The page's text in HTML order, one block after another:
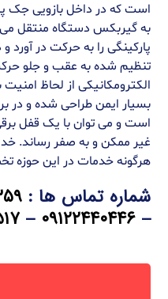
است که در داخل بازویی جک
به گیربکس دستگاه منتقل می
پارکینگی را به حرکت در
تنظیم شده به عقب و جلو
الکترومکانیکی از لحاظ
بسیار ایمن طراحی شده و در
است و می توان با یک قفل
غیر ممکن و به صفر رساند.
هرگونه خدمات در این حوزه
شماره تماس ها :
–۰۹۱۲۲۴۴۰۴۴۶ –